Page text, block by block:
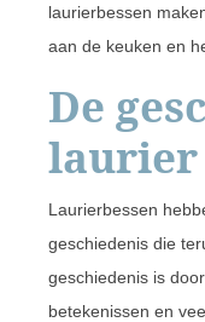
laurierbessen
aan de keuken en
De
laurier
Laurierbessen
geschiedenis die
geschiedenis is
betekenissen en